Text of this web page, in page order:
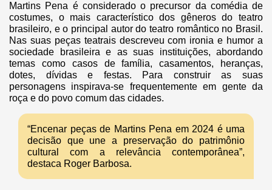
Martins Pena é considerado o precursor da comédia de
costumes, o mais característico dos gêneros do teatro
brasileiro, e o principal autor do teatro romântico no Brasil.
Nas suas peças teatrais descreveu com ironia e humor a
sociedade brasileira e as suas instituições, abordando
temas como casos de família, casamentos, heranças,
dotes, dívidas e festas. Para construir as suas
personagens inspirava-se frequentemente em gente da
roça e do povo comum das cidades.
“Encenar peças de Martins Pena em 2024 é uma
decisão que une a preservação do patrimônio
cultural com a relevância contemporânea”,
destaca Roger Barbosa.